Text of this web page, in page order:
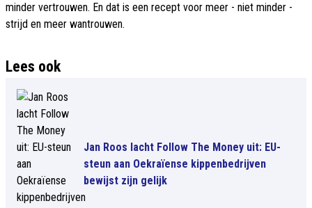
minder vertrouwen. En dat is een recept voor meer - niet minder -
strijd en meer wantrouwen.
Lees ook
Jan Roos lacht Follow The Money uit: EU-
steun aan Oekraïense kippenbedrijven
bewijst zijn gelijk